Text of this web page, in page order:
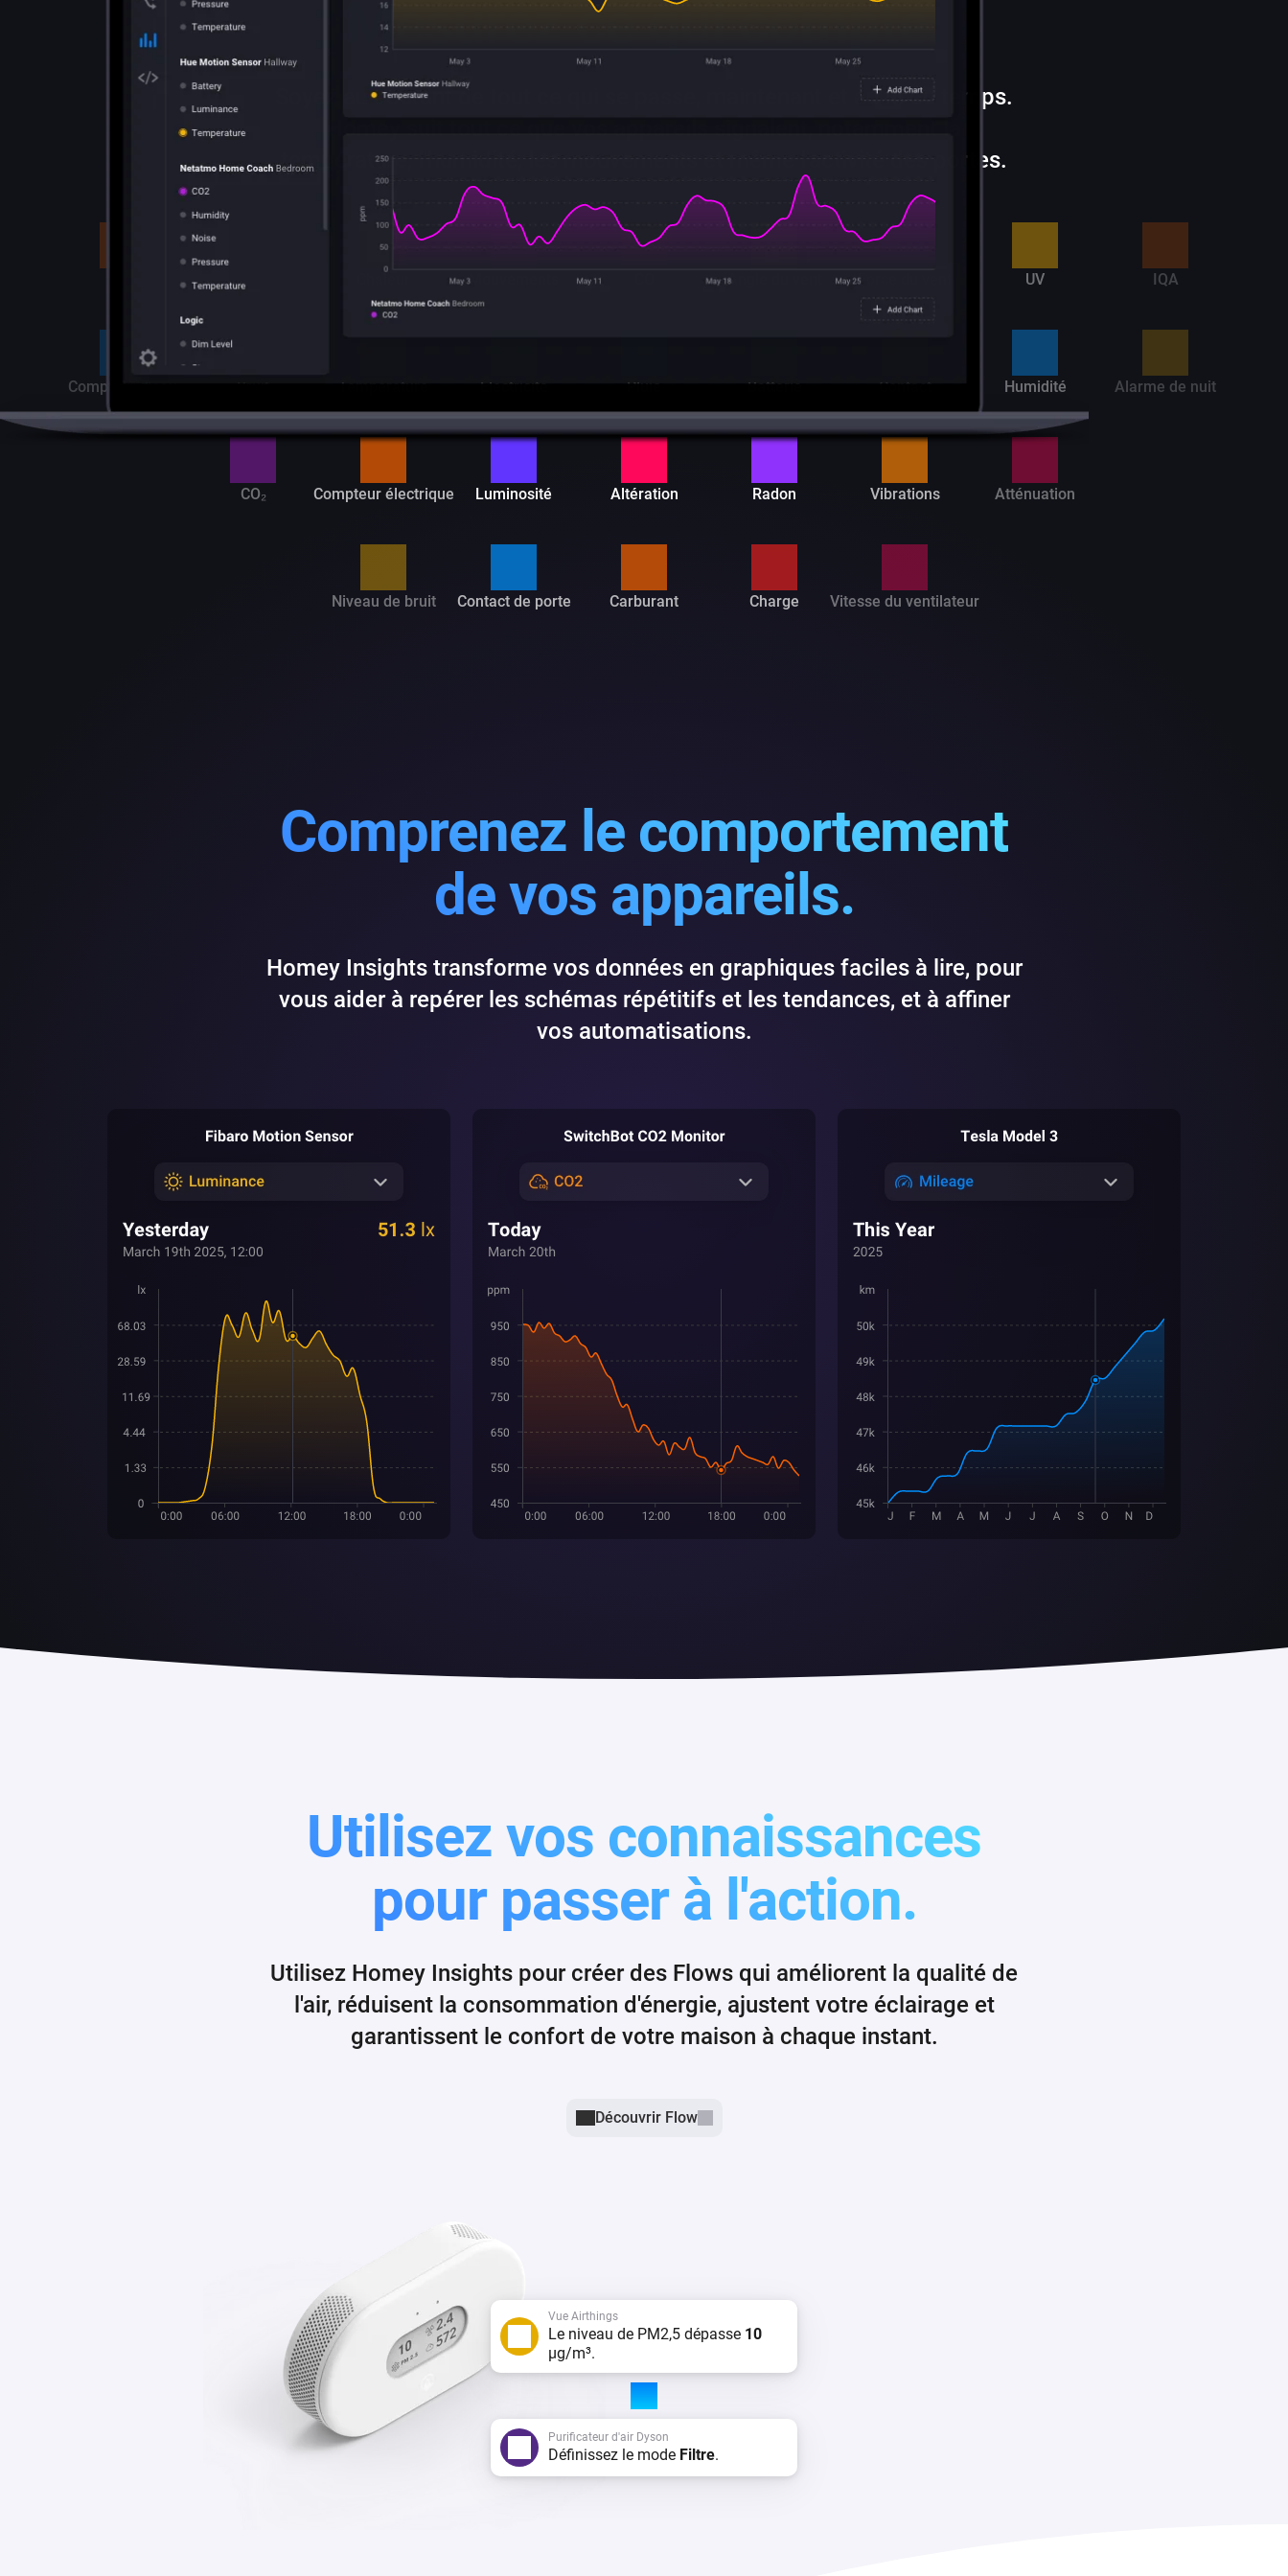
Mesurez ce qui compte.
Soyez au courant de tout ce qui se passe, maintenant et au fil du temps.
température, l'humidité, les mouvements et même l'activité des portes.
Gaz Mouvements Angle du vent Force du vent UV IQA
Compteur d'eau Bruit Température Électricité Pluie Batterie Contact Humidité Alarme de nuit
CO₂ Compteur électrique Luminosité Altération Radon Vibrations Atténuation
Niveau de bruit Contact de porte Carburant Charge Vitesse du ventilateur
Comprenez le comportement
de vos appareils.
Homey Insights transforme vos données en graphiques faciles à lire, pour
vous aider à repérer les schémas répétitifs et les tendances, et à affiner
vos automatisations.
Utilisez vos connaissances
pour passer à l'action.
Utilisez Homey Insights pour créer des Flows qui améliorent la qualité de
l'air, réduisent la consommation d'énergie, ajustent votre éclairage et
garantissent le confort de votre maison à chaque instant.
Découvrir Flow
Vue Airthings
Le niveau de PM2,5 dépasse 10
µg/m³.
Purificateur d'air Dyson
Définissez le mode Filtre.